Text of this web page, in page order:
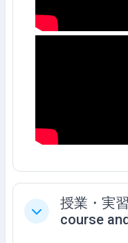
Collapse
授業・実
course